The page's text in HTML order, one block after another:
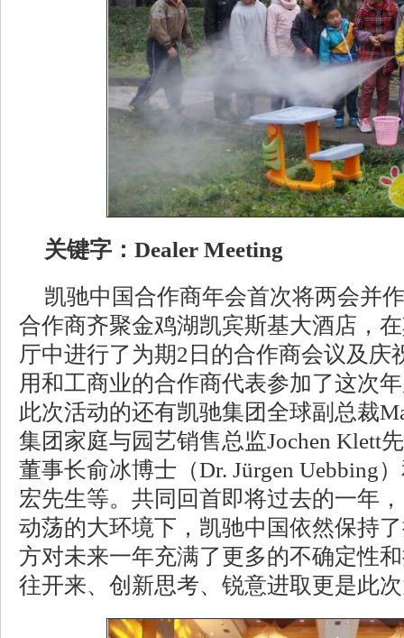
关键字：Dealer Meeting
凯驰中国合作商年会首次将两会并
合作商齐聚金鸡湖凯宾斯基大酒店，
厅中进行了为期2日的合作商会议及庆
用和工商业的合作商代表参加了这次
此次活动的还有凯驰集团全球副总裁
集团家庭与园艺销售总监Jochen Klett
董事长俞冰博士（Dr. Jürgen Uebbing
宏先生等。共同回首即将过去的一年
动荡的大环境下，凯驰中国依然保持
方对未来一年充满了更多的不确定性
往开来、创新思考、锐意进取更是此